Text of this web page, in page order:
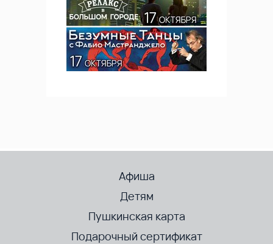
Афиша
Детям
Пушкинская карта
Подарочный сертификат